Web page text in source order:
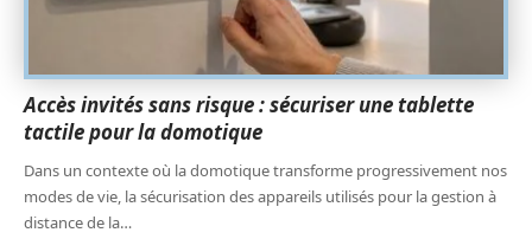
Accès invités sans risque : sécuriser une tablette
tactile pour la domotique
Dans un contexte où la domotique transforme progressivement nos
modes de vie, la sécurisation des appareils utilisés pour la gestion à
distance de la…